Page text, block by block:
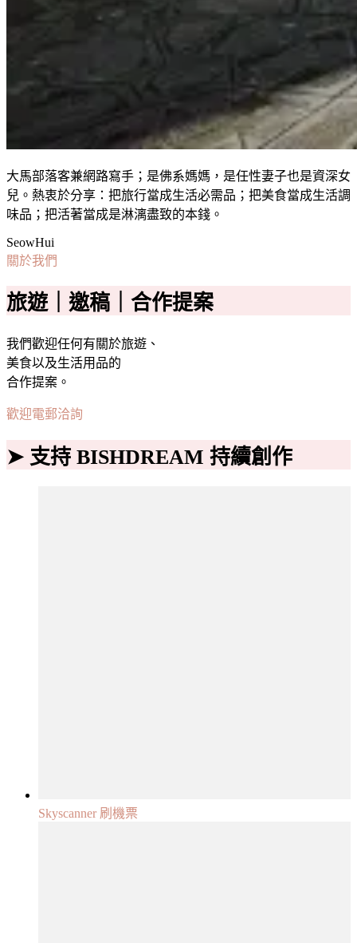
大馬部落客兼網路寫手；是佛系媽媽，是任性妻子也是資深女
兒。熱衷於分享：把旅行當成生活必需品；把美食當成生活調
味品；把活著當成是淋漓盡致的本錢。
SeowHui
關於我們
旅遊｜邀稿｜合作提案
我們歡迎任何有關於旅遊、
美食以及生活用品的
合作提案。
歡迎電郵洽詢
➤ 支持 BISHDREAM 持續創作
Skyscanner 刷機票